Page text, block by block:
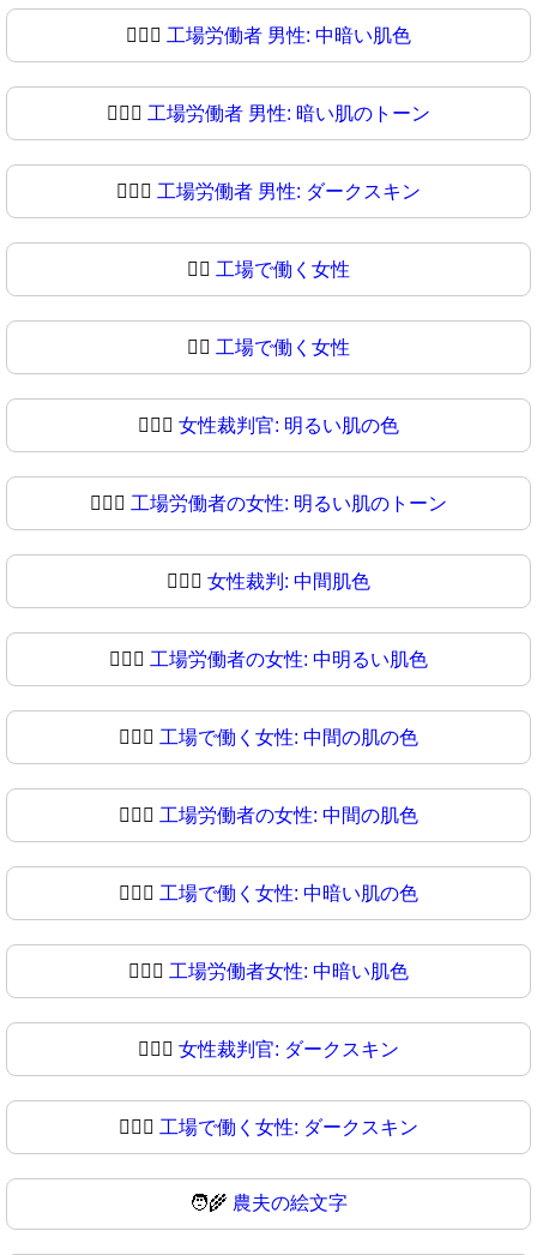
👨🏾‍⚖ 工場労働者 男性: 中暗い肌色
👨🏿‍⚖️ 工場労働者 男性: 暗い肌のトーン
👨🏿‍⚖ 工場労働者 男性: ダークスキン
👩‍⚖️ 工場で働く女性
👩‍⚖ 工場で働く女性
👩🏻‍⚖️ 女性裁判官: 明るい肌の色
👩🏻‍⚖ 工場労働者の女性: 明るい肌のトーン
👩🏼‍⚖️ 女性裁判: 中間肌色
👩🏼‍⚖ 工場労働者の女性: 中明るい肌色
👩🏽‍⚖️ 工場で働く女性: 中間の肌の色
👩🏽‍⚖ 工場労働者の女性: 中間の肌色
👩🏾‍⚖️ 工場で働く女性: 中暗い肌の色
👩🏾‍⚖ 工場労働者女性: 中暗い肌色
👩🏿‍⚖️ 女性裁判官: ダークスキン
👩🏿‍⚖ 工場で働く女性: ダークスキン
🧑‍🌾 農夫の絵文字